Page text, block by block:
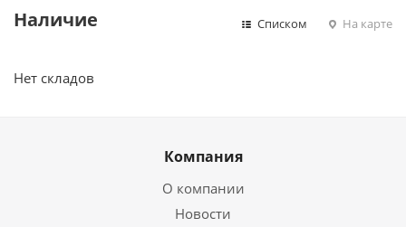
Наличие Списком На карте
Нет складов
Компания
О компании
Новости